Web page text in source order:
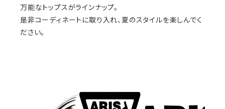
万能なトップスがラインナップ。
是非コーディネートに取り入れ、夏のスタイルを楽しんでく
ださい。